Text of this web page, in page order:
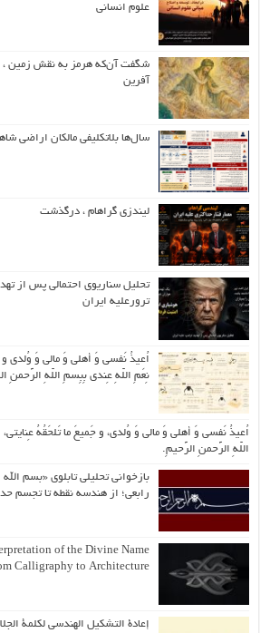
علوم انسانی
شگفت آن‌که هرمز به نقش زمین ،
آفرین
سال‌ها بلاتکلیفی مالکان اراضی شاهنامه
لیندزی گراهام ، درگذشت
تحلیل سناریوی احتمالی پس از
ترورعلیه ایران
اُعیذُ نَفسی وَ أهلی وَ مالی وَ وُلدی و
نِعَمِ اللّهِ عِندی بِبِسمِ اللّهِ الرَّحمنِ
اُعیذُ نَفسی وَ أهلی وَ مالی وَ وُلدی، و جَمیعَ ما تَلحَقُهُ
اللّهِ الرَّحمنِ الرَّحیمِ.
بازخوانی تحلیلی تابلوی «بسم
رابعی؛ از هندسه نقطه تا تجسم
of the Divine Name
Calligraphy to Architecture
إعادة التشكيل الهندسي لكلمة